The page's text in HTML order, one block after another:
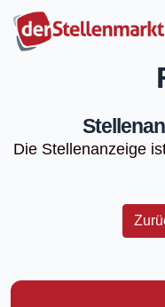
Die Stellenanzeige